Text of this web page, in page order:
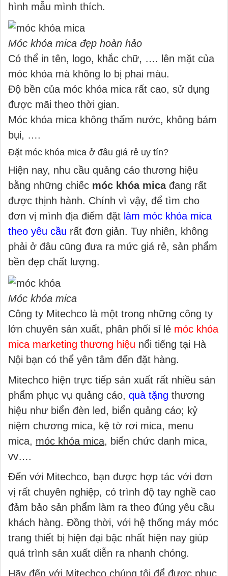
hình mẫu mình thích.
Móc khóa mica đẹp hoàn hảo
Có thể in tên, logo, khắc chữ, …. lên mặt của
móc khóa mà không lo bị phai màu.
Độ bền của móc khóa mica rất cao, sử dụng
được mãi theo thời gian.
Móc khóa mica không thấm nước, không bám
bụi, ….
Đặt móc khóa mica ở đâu giá rẻ uy tín?
Hiện nay, nhu cầu quảng cáo thương hiệu
bằng những chiếc móc khóa micađang rất
được thịnh hành. Chính vì vậy, để tìm cho
đơn vị mình địa điểm đặt làm móc khóa mica
theo yêu cầu rất đơn giản. Tuy nhiên, không
phải ở đâu cũng đưa ra mức giá rẻ, sản phẩm
bền đẹp chất lượng.
Móc khóa mica
Công ty Mitechco là một trong những công ty
lớn chuyên sản xuất, phân phối sỉ lẻ móc khóa
mica marketing thương hiệu nổi tiếng tại Hà
Nội bạn có thể yên tâm đến đặt hàng.
Mitechco hiện trực tiếp sản xuất rất nhiều sản
phẩm phục vụ quảng cáo, quà tặng thương
hiệu như biển đèn led, biển quảng cáo; kỷ
niệm chương mica, kệ tờ rơi mica, menu
mica, móc khóa mica, biển chức danh mica,
vv….
Đến với Mitechco, bạn được hợp tác với đơn
vị rất chuyên nghiệp, có trình độ tay nghề cao
đảm bảo sản phẩm làm ra theo đúng yêu cầu
khách hàng. Đồng thời, với hệ thống máy móc
trang thiết bị hiện đại bậc nhất hiện nay giúp
quá trình sản xuất diễn ra nhanh chóng.
Hãy đến với Mitechco chúng tôi để được phục